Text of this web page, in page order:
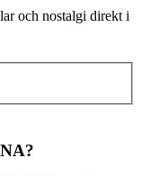
och nostalgi direkt i